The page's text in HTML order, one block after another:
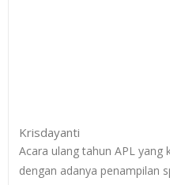
Krisdayanti
Acara ulang tahun APL yang
dengan adanya penampilan